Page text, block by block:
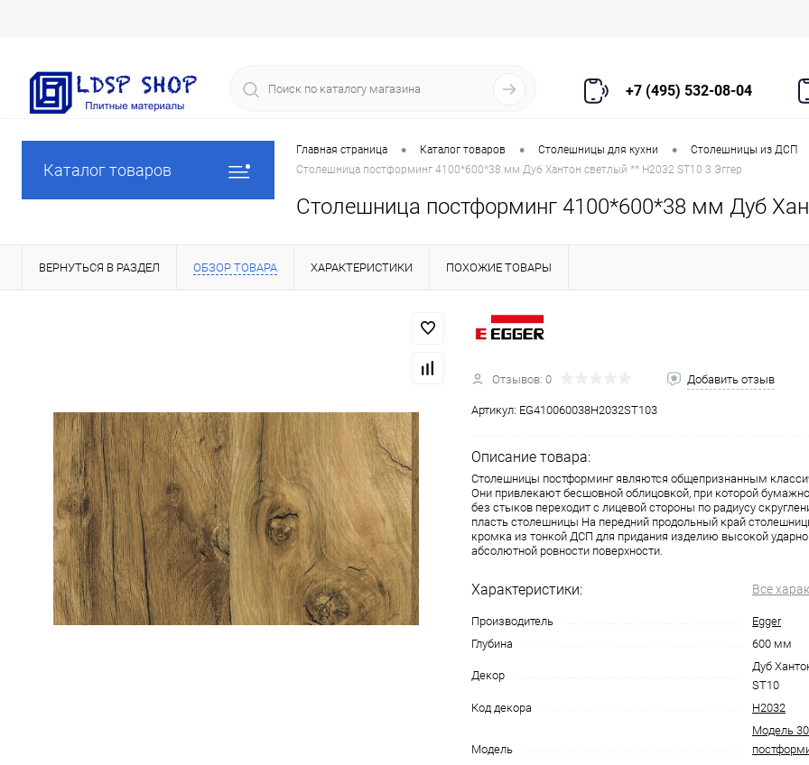
+7 (495) 532-08-04
Каталог товаров
Главная страница • Каталог товаров • Столешницы для кухни • Столешницы из ДСП
Столешница постформинг 4100*600*38 мм Дуб Хантон светлый ** H2032 ST10 3 Эггер
Столешница постформинг 4100*600*38 мм Дуб
ВЕРНУТЬСЯ В РАЗДЕЛ ОБЗОР ТОВАРА ХАРАКТЕРИСТИКИ ПОХОЖИЕ ТОВАРЫ
Отзывов: 0 Добавить отзыв
Артикул: EG410060038H2032ST103
Описание товара:
Столешницы постформинг являются общепризнанным
Они привлекают бесшовной облицовкой, при которой
без стыков переходит с лицевой стороны по радиусу
пласть столешницы На передний продольный край
кромка из тонкой ДСП для придания изделию высокой
абсолютной ровности поверхности.
Характеристики: Все
Производитель
Egger
Глубина
600 мм
Декор
Дуб
ST10
Код декора
H2032
Модель
Модель